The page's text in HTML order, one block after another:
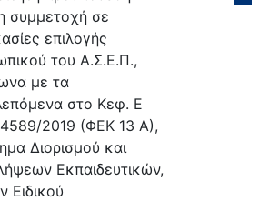
η συμμετοχή σε
επιλογής
του Α.Σ.Ε.Π.,
με τα
στο Κεφ. Ε
2019 (ΦΕΚ 13 Α),
Διορισμού και
Εκπαιδευτικών,
Ειδικού